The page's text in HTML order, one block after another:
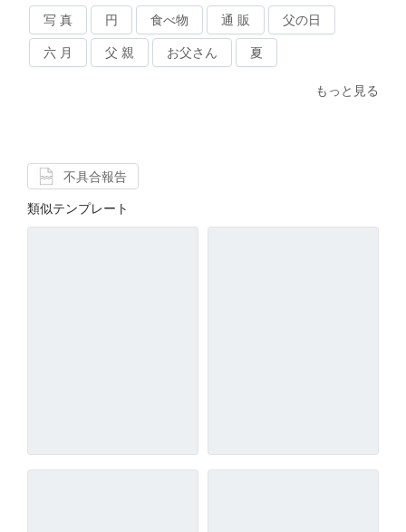
写 真 円 食べ物 通 販 父の日
六 月 父 親 お父さん 夏
もっと見る
不具合報告
類似テンプレート